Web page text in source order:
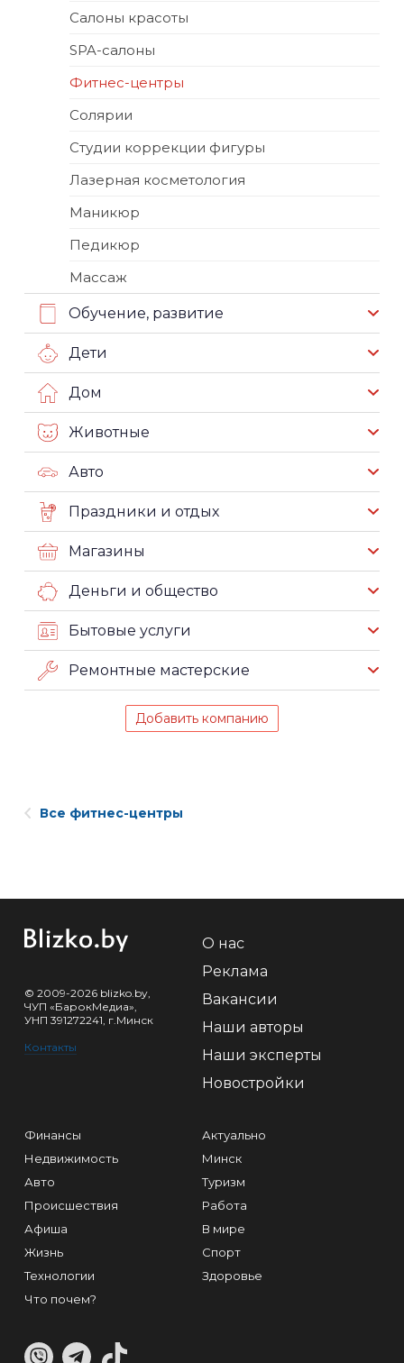
Салоны красоты
SPA-салоны
Фитнес-центры
Солярии
Студии коррекции фигуры
Лазерная косметология
Маникюр
Педикюр
Массаж
Обучение, развитие
Дети
Дом
Животные
Авто
Праздники и отдых
Магазины
Деньги и общество
Бытовые услуги
Ремонтные мастерские
Добавить компанию
Все фитнес-центры
© 2009-2026 blizko.by,
ЧУП «БарокМедиа»,
УНП 391272241, г.Минск
Контакты
О нас
Реклама
Вакансии
Наши авторы
Наши эксперты
Новостройки
Финансы
Недвижимость
Авто
Происшествия
Афиша
Жизнь
Технологии
Что почем?
Актуально
Минск
Туризм
Работа
В мире
Спорт
Здоровье